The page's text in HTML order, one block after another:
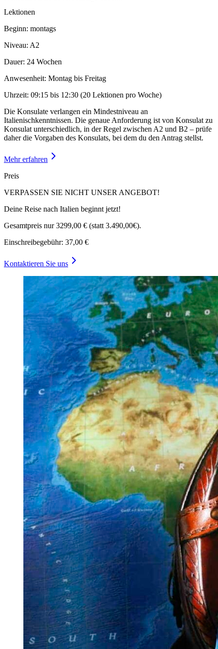
Lektionen
Beginn: montags
Niveau: A2
Dauer: 24 Wochen
Anwesenheit: Montag bis Freitag
Uhrzeit: 09:15 bis 12:30 (20 Lektionen pro Woche)
Die Konsulate verlangen ein Mindestniveau an
Italienischkenntnissen. Die genaue Anforderung ist von Konsulat zu
Konsulat unterschiedlich, in der Regel zwischen A2 und B2 – prüfe
daher die Vorgaben des Konsulats, bei dem du den Antrag stellst.
Mehr erfahren
Preis
VERPASSEN SIE NICHT UNSER ANGEBOT!
Deine Reise nach Italien beginnt jetzt!
Gesamtpreis nur 3299,00 € (statt 3.490,00€).
Einschreibegebühr: 37,00 €
Kontaktieren Sie uns